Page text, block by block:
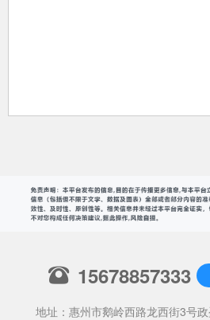
15678857333
地址：惠州市鹅岭西路龙西街3号